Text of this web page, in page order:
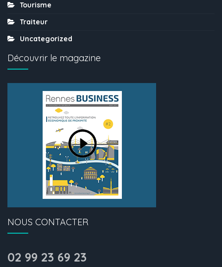
Tourisme
Traiteur
Uncategorized
Découvrir le magazine
NOUS CONTACTER
02 99 23 69 23